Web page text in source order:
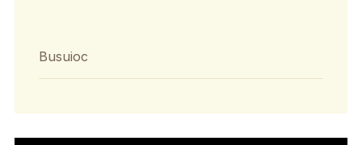
Busuioc